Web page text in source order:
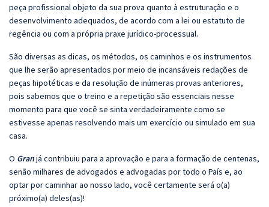
peça profissional objeto da sua prova quanto à estruturação e o
desenvolvimento adequados, de acordo com a lei ou estatuto de
regência ou com a própria praxe jurídico-processual.
São diversas as dicas, os métodos, os caminhos e os instrumentos
que lhe serão apresentados por meio de incansáveis redações de
peças hipotéticas e da resolução de inúmeras provas anteriores,
pois sabemos que o treino e a repetição são essenciais nesse
momento para que você se sinta verdadeiramente como se
estivesse apenas resolvendo mais um exercício ou simulado em sua
casa.
O Granjá contribuiu para a aprovação e para a formação de centenas,
senão milhares de advogados e advogadas por todo o País e, ao
optar por caminhar ao nosso lado, você certamente será o(a)
próximo(a) deles(as)!